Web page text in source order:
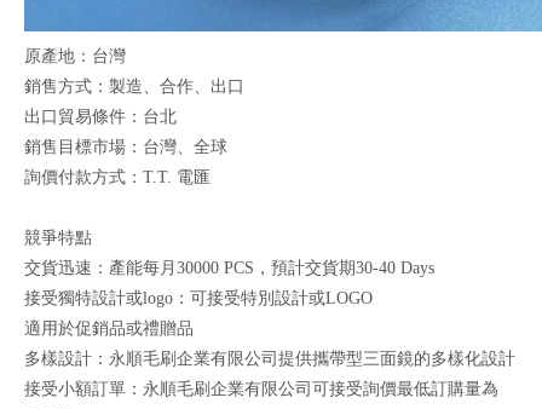
原產地：台灣
銷售方式：製造、合作、出口
出口貿易條件：台北
銷售目標市場：台灣、全球
詢價付款方式：T.T. 電匯
競爭特點
交貨迅速：產能每月30000 PCS，預計交貨期30-40 Days
接受獨特設計或logo：可接受特別設計或LOGO
適用於促銷品或禮贈品
多樣設計：永順毛刷企業有限公司提供攜帶型三面鏡的多樣化設計
接受小額訂單：永順毛刷企業有限公司可接受詢價最低訂購量為